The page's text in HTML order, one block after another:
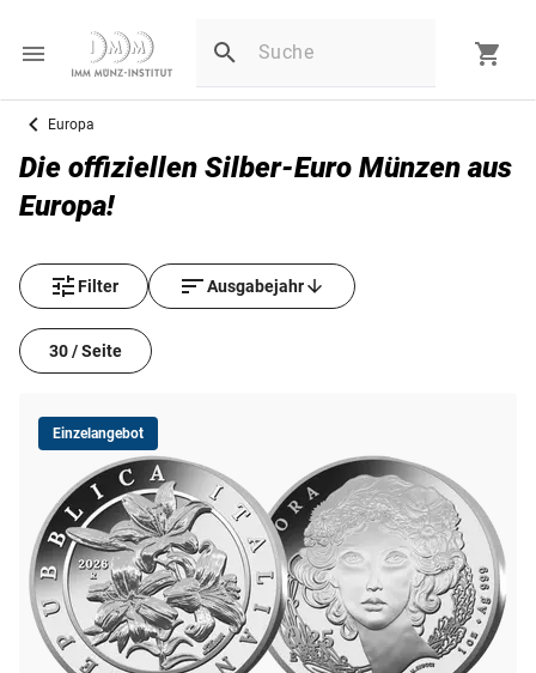
Europa
Die offiziellen Silber-Euro Münzen aus
Europa!
Filter Ausgabejahr
30 / Seite
Einzelangebot